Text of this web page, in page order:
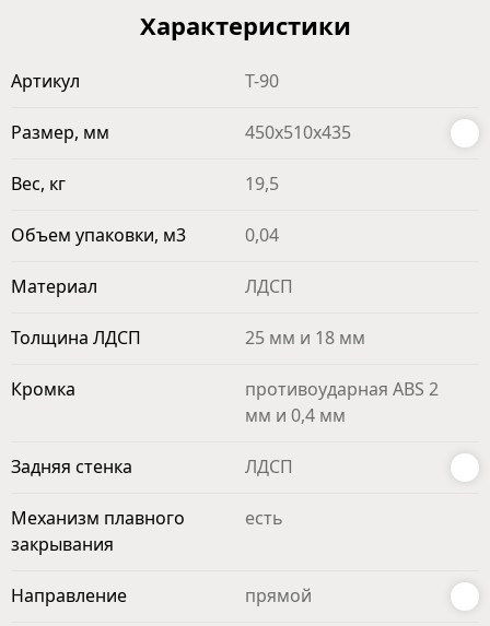
Характеристики
Артикул T-90
Размер, мм 450x510x435
Вес, кг 19,5
Объем упаковки, м3 0,04
Материал ЛДСП
Толщина ЛДСП 25 мм и 18 мм
Кромка
противоударная ABS 2
мм и 0,4 мм
Задняя стенка ЛДСП
Механизм плавного
закрывания
есть
Направление прямой